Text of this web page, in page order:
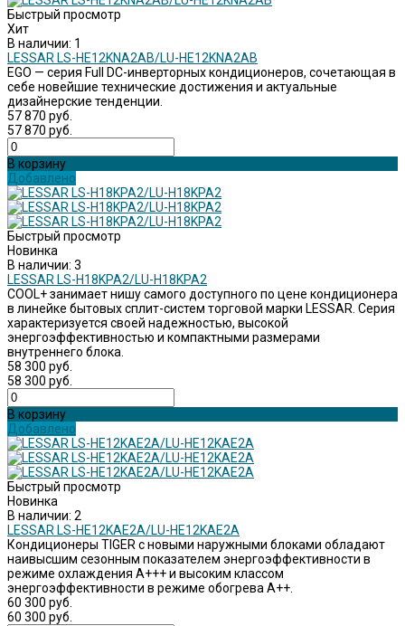
Быстрый просмотр
Хит
В наличии: 1
LESSAR LS-HE12KNA2AB/LU-HE12KNA2AB
EGO — серия Full DC-инверторных кондиционеров, сочетающая в
себе новейшие технические достижения и актуальные
дизайнерские тенденции.
57 870 руб.
57 870 руб.
В корзину
Добавлено
Быстрый просмотр
Новинка
В наличии: 3
LESSAR LS-H18KPA2/LU-H18KPA2
COOL+ занимает нишу самого доступного по цене кондиционера
в линейке бытовых сплит-систем торговой марки LESSAR. Серия
характеризуется своей надежностью, высокой
энергоэффективностью и компактными размерами
внутреннего блока.
58 300 руб.
58 300 руб.
В корзину
Добавлено
Быстрый просмотр
Новинка
В наличии: 2
LESSAR LS-HE12KAE2A/LU-HE12KAE2A
Кондиционеры TIGER с новыми наружными блоками обладают
наивысшим сезонным показателем энергоэффективности в
режиме охлаждения А+++ и высоким классом
энергоэффективности в режиме обогрева А++.
60 300 руб.
60 300 руб.